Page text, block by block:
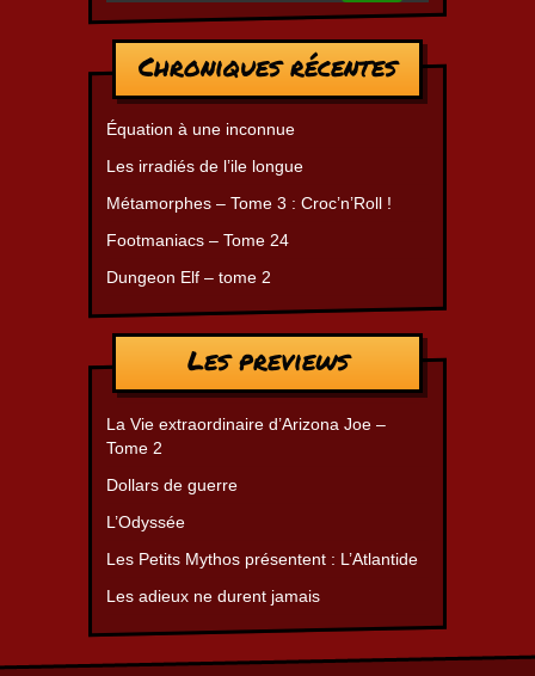
Chroniques récentes
Équation à une inconnue
Les irradiés de l’ile longue
Métamorphes – Tome 3 : Croc’n’Roll !
Footmaniacs – Tome 24
Dungeon Elf – tome 2
Les previews
La Vie extraordinaire d’Arizona Joe –
Tome 2
Dollars de guerre
L’Odyssée
Les Petits Mythos présentent : L’Atlantide
Les adieux ne durent jamais